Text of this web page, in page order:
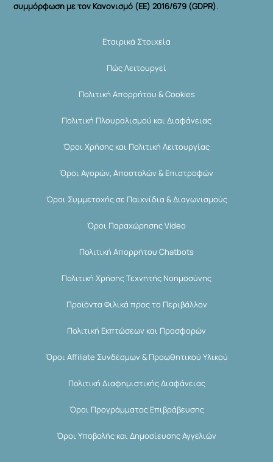
συμμόρφωση με τον Κανονισμό (ΕΕ) 2016/679 (GDPR).
Εταιρικά Στοιχεία
Πώς Λειτουργεί
Πολιτική Απορρήτου & Cookies
Πολιτική Πλουραλισμού και Διαφάνειας
Όροι Χρήσης και Πολιτική Λειτουργίας
Όροι Αγορών, Αποστολών & Επιστροφών
Όροι Συμμετοχής σε Παιχνίδια & Διαγωνισμούς
Όροι Παραχώρησης Video
Πολιτική Απορρήτου Chatbots
Πολιτική Χρήσης Τεχνητής Νοημοσύνης
Προϊόντα Φιλικά προς το Περιβάλλον
Πολιτική Εκπτώσεων και Προσφορών
Όροι Affiliate Συνδέσμων & Προωθητικού Υλικού
Πολιτική Διαφημιστικής Διαφάνειας
Όροι Προγράμματος Επιβράβευσης
Όροι Υποβολής και Δημοσίευσης Αγγελιών